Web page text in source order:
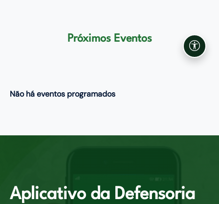
Próximos Eventos
Não há eventos programados
Aplicativo da Defensoria